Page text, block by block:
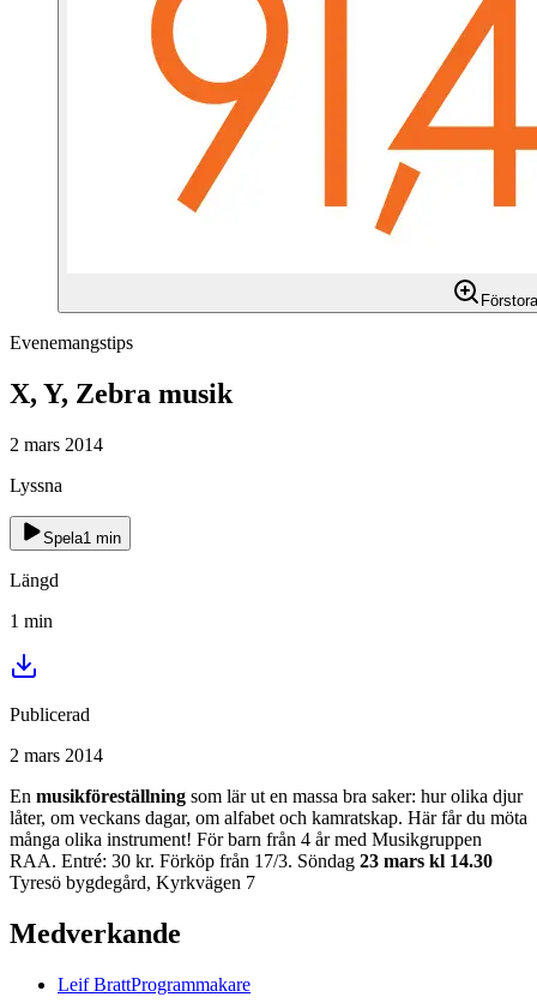
Förstora
Evenemangstips
X, Y, Zebra musik
2 mars 2014
Lyssna
Spela1 min
Längd
1 min
Publicerad
2 mars 2014
En musikföreställning som lär ut en massa bra saker: hur olika djur
låter, om veckans dagar, om alfabet och kamratskap. Här får du möta
många olika instrument! För barn från 4 år med Musikgruppen
RAA. Entré: 30 kr. Förköp från 17/3. Söndag 23 mars kl 14.30
Tyresö bygdegård, Kyrkvägen 7
Medverkande
Leif BrattProgrammakare